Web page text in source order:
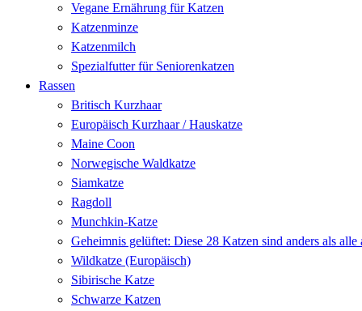
Vegane Ernährung für Katzen
Katzenminze
Katzenmilch
Spezialfutter für Seniorenkatzen
Rassen
Britisch Kurzhaar
Europäisch Kurzhaar / Hauskatze
Maine Coon
Norwegische Waldkatze
Siamkatze
Ragdoll
Munchkin-Katze
Geheimnis gelüftet: Diese 28 Katzen sind anders als alle
Wildkatze (Europäisch)
Sibirische Katze
Schwarze Katzen